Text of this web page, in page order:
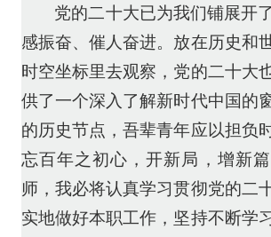
党的二十大已为我们铺展开
感振奋、催人奋进。放在历史和
时空坐标里去观察，党的二十大
供了一个深入了解新时代中国的
的历史节点，吾辈青年应以担负
忘百年之初心，开新局，增新
师，我必将认真学习贯彻党的二
实地做好本职工作，坚持不断学